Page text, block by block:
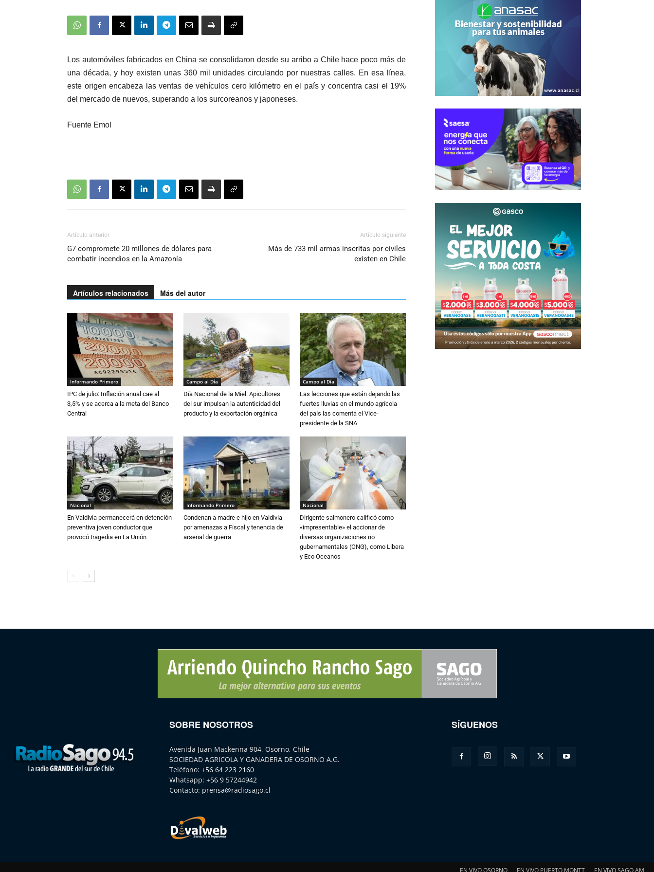
Los automóviles fabricados en China se consolidaron desde su arribo a Chile hace poco más de
una década, y hoy existen unas 360 mil unidades circulando por nuestras calles. En esa línea,
este origen encabeza las ventas de vehículos cero kilómetro en el país y concentra casi el 19%
del mercado de nuevos, superando a los surcoreanos y japoneses.
Fuente Emol
Artículo anterior
G7 compromete 20 millones de dólares para
combatir incendios en la Amazonía
Artículo siguiente
Más de 733 mil armas inscritas por civiles
existen en Chile
Artículos relacionados Más del autor
Informando Primero
IPC de julio: Inflación anual cae al
3,5% y se acerca a la meta del Banco
Central
Campo al Día
Día Nacional de la Miel: Apicultores
del sur impulsan la autenticidad del
producto y la exportación orgánica
Campo al Día
Las lecciones que están dejando las
fuertes lluvias en el mundo agrícola
del país las comenta el Vice-
presidente de la SNA
Nacional
En Valdivia permanecerá en detención
preventiva joven conductor que
provocó tragedia en La Unión
Informando Primero
Condenan a madre e hijo en Valdivia
por amenazas a Fiscal y tenencia de
arsenal de guerra
Nacional
Dirigente salmonero calificó como
«impresentable» el accionar de
diversas organizaciones no
gubernamentales (ONG), como Libera
y Eco Oceanos
SOBRE NOSOTROS
Avenida Juan Mackenna 904, Osorno, Chile
SOCIEDAD AGRICOLA Y GANADERA DE OSORNO A.G.
Teléfono: +56 64 223 2160
Whatsapp: +56 9 57244942
Contacto: prensa@radiosago.cl
SÍGUENOS
EN VIVO OSORNO EN VIVO PUERTO MONTT EN VIVO SAGO AM